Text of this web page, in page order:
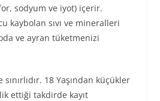
sodyum ve iyot) içerir.
kaybolan sıvı ve mineralleri
ve ayran tüketmenizi
18 Yaşından küçükler
ettiği takdirde kayıt